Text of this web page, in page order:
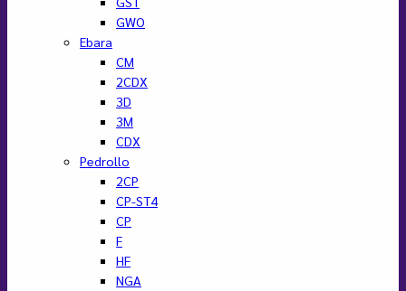
GWO
Ebara
CM
2CDX
3D
3M
CDX
Pedrollo
2CP
CP-ST4
CP
F
HF
NGA